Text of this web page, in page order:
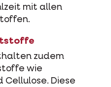
mit allen
zudem
wie
Cellulose. Diese